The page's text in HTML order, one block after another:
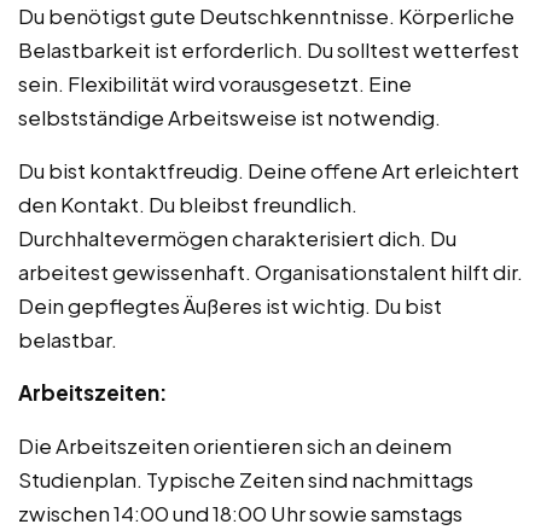
Du benötigst gute Deutschkenntnisse. Körperliche
Belastbarkeit ist erforderlich. Du solltest wetterfest
sein. Flexibilität wird vorausgesetzt. Eine
selbstständige Arbeitsweise ist notwendig.
Du bist kontaktfreudig. Deine offene Art erleichtert
den Kontakt. Du bleibst freundlich.
Durchhaltevermögen charakterisiert dich. Du
arbeitest gewissenhaft. Organisationstalent hilft dir.
Dein gepflegtes Äußeres ist wichtig. Du bist
belastbar.
Arbeitszeiten:
Die Arbeitszeiten orientieren sich an deinem
Studienplan. Typische Zeiten sind nachmittags
zwischen 14:00 und 18:00 Uhr sowie samstags